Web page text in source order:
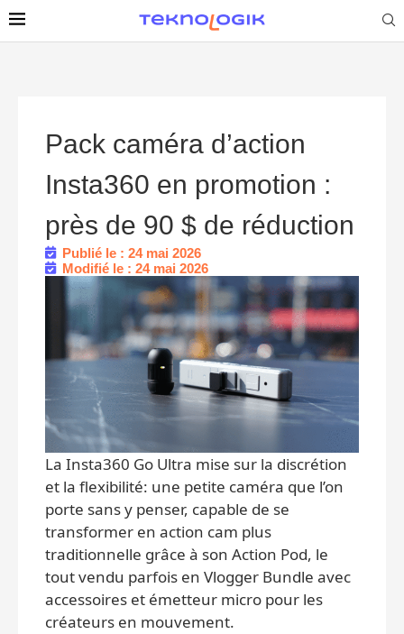
Pack caméra d’action
Insta360 en promotion :
près de 90 $ de réduction
Publié le : 24 mai 2026
Modifié le : 24 mai 2026
La Insta360 Go Ultra mise sur la discrétion
et la flexibilité: une petite caméra que l’on
porte sans y penser, capable de se
transformer en action cam plus
traditionnelle grâce à son Action Pod, le
tout vendu parfois en Vlogger Bundle avec
accessoires et émetteur micro pour les
créateurs en mouvement.